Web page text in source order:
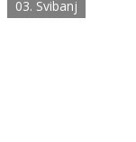
03. Svibanj